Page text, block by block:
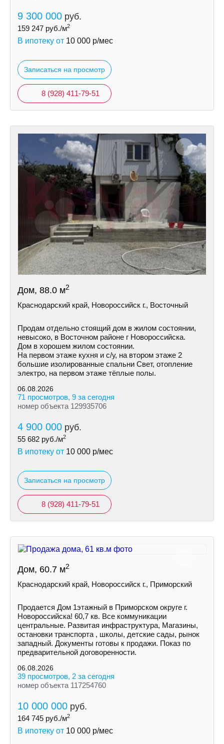
9 300 000 руб.
159 247 руб./м2
В ипотеку от 10 000 р/мес
Записаться на просмотр
8 (928) 411-79-51
Дом, 88.0 м2
Краснодарский край, Новороссийск г., Восточный
Продам отдельно стоящий дом в жилом состоянии,
невысоко, в Восточном районе г Новороссийска.
Дом в хорошем жилом состоянии.
На первом этаже кухня и с/у, на втором этаже 2
большие изолированные спальни Свет, отопление
электро, на первом этаже тёплые полы.
06.08.2026
71 просмотров, 9 за сегодня
номер объекта 129935706
4 900 000 руб.
55 682 руб./м2
В ипотеку от 10 000 р/мес
Записаться на просмотр
8 (928) 411-79-51
Дом, 60.7 м2
Краснодарский край, Новороссийск г., Приморский
Продается Дом 1этажный в Приморском округе г.
Новороссийска! 60,7 кв. Все коммуникации
центральные. Развитая инфраструктура, Магазины,
остановки транспорта , школы, детские сады, рынок
западный. Документы готовы к продажи. Показ по
предварительной договоренности.
06.08.2026
39 просмотров, 2 за сегодня
номер объекта 117254760
10 000 000 руб.
164 745 руб./м2
В ипотеку от 10 000 р/мес